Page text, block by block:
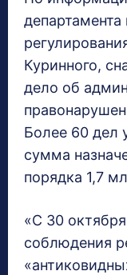
Куринного,
дело об
Более 60 дел
сумма
порядка 1,7
«С 30
соблюдения